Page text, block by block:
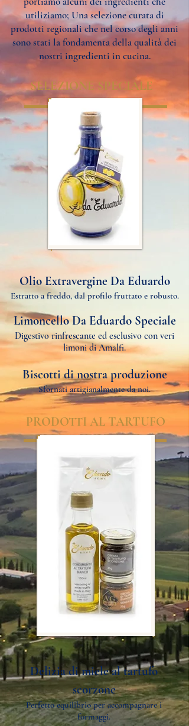
utiliziamo; Una selezione curata di
prodotti regionali che nel corso degli anni
sono stati la fondamenta della qualità dei
nostri ingredienti in cucina.
SELEZIONE SPECIALE
Olio Extravergine Da Eduardo
Estratto a freddo, dal profilo fruttato e robusto.
Limoncello Da Eduardo Speciale
Digestivo rinfrescante ed esclusivo con veri
limoni di Amalfi.
Biscotti di nostra produzione
Sfornati artigianalmente da noi.
PRODOTTI AL TARTUFO
Delizia di miele al tartufo
scorzone
Perfetto equilibrio per accompagnare i
formaggi.